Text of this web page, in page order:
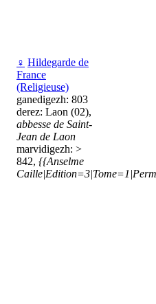
♀ Hildegarde de
France
(Religieuse)
ganedigezh: 803
derez: Laon (02),
abbesse de Saint-
Jean de Laon
marvidigezh: >
842, {{Anselme